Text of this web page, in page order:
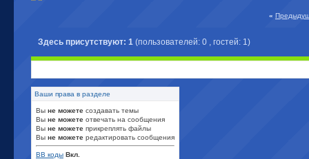
«
Здесь присутствуют: 1 (пользователей: 0 , гостей: 1)
Ваши права в разделе
Вы не можете создавать темы
Вы не можете отвечать на сообщения
Вы не можете прикреплять файлы
Вы не можете редактировать сообщения
BB коды Вкл.